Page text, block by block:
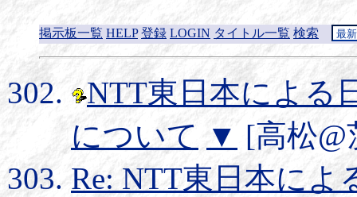
掲示板一覧 HELP 登録 LOGIN タイトル一覧 検索
NTT東日本による
について ▼ [高松@
Re: NTT東日本によ